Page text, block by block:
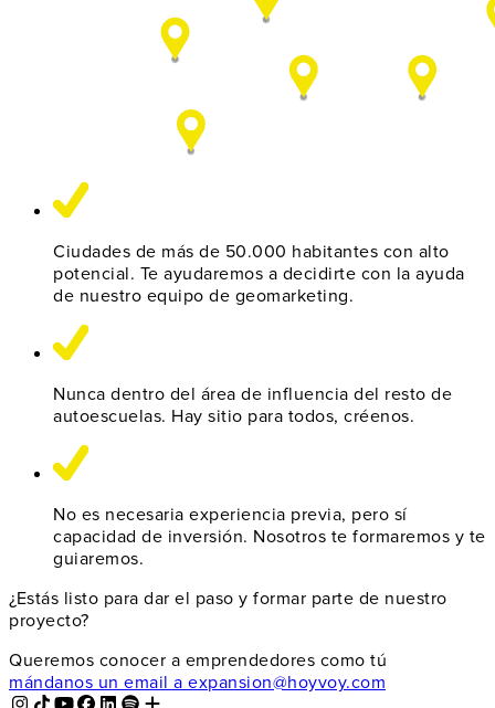
Ciudades de más de 50.000 habitantes con alto
potencial. Te ayudaremos a decidirte con la ayuda
de nuestro equipo de geomarketing.
Nunca dentro del área de influencia del resto de
autoescuelas. Hay sitio para todos, créenos.
No es necesaria experiencia previa, pero sí
capacidad de inversión. Nosotros te formaremos y te
guiaremos.
¿Estás listo para dar el paso y formar parte de nuestro
proyecto?
Queremos conocer a emprendedores como tú
mándanos un email a expansion@hoyvoy.com